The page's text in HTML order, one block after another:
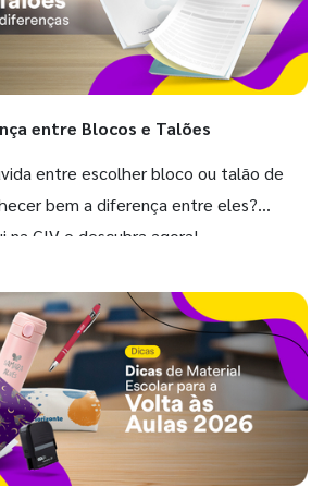
entre Blocos e Talões
entre escolher bloco ou talão de
bem a diferença entre eles?
na GIV e descubra agora!